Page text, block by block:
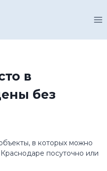
в
без
в которых можно
посуточно или